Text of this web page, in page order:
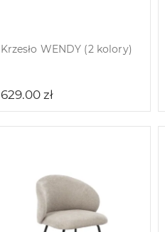
Krzesło WENDY (2 kolory)
629.00 zł